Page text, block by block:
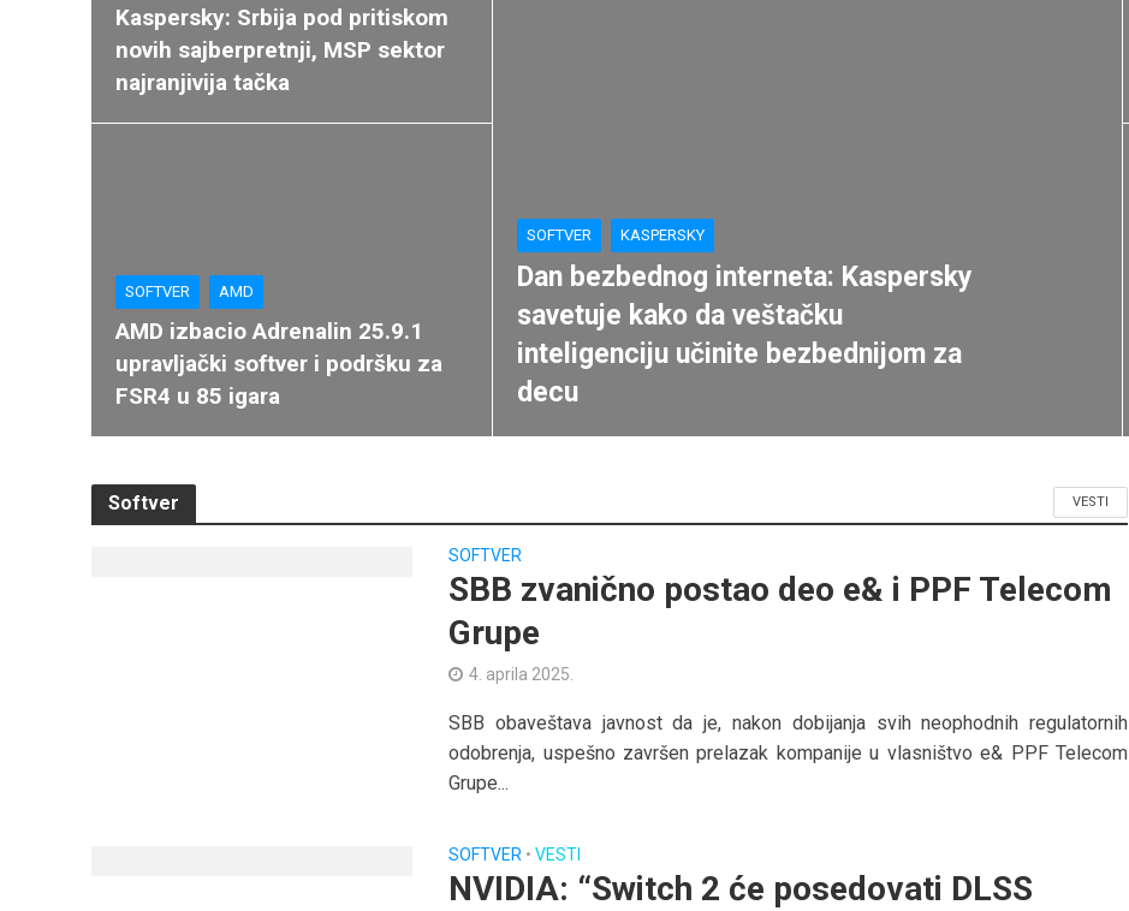
SOFTVER KASPERSKY
Dan bezbednog interneta: Kaspersky
savetuje kako da veštačku
inteligenciju učinite bezbednijom za
decu
Kaspersky: Srbija pod pritiskom
novih sajberpretnji, MSP sektor
najranjivija tačka
SOFTVER AMD
AMD izbacio Adrenalin 25.9.1
upravljački softver i podršku za
FSR4 u 85 igara
Softver VESTI
SOFTVER
SBB zvanično postao deo e& i PPF Telecom
Grupe
4. aprila 2025.
SBB obaveštava javnost da je, nakon dobijanja svih neophodnih regulatornih
odobrenja, uspešno završen prelazak kompanije u vlasništvo e& PPF Telecom
Grupe...
SOFTVER • VESTI
NVIDIA: “Switch 2 će posedovati DLSS